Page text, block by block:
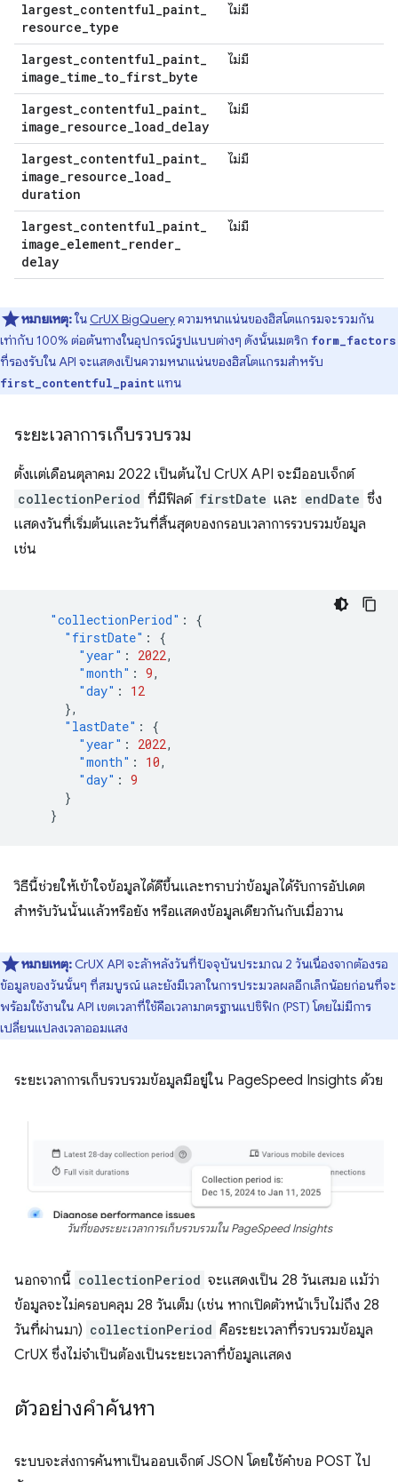
largest_contentful_paint_
resource_type
ไม่มี
largest_contentful_paint_
image_time_to_first_byte
ไม่มี
largest_contentful_paint_
image_resource_load_delay
ไม่มี
largest_contentful_paint_
image_resource_load_
duration
ไม่มี
largest_contentful_paint_
image_element_render_
delay
ไม่มี
หมายเหตุ:ใน CrUX BigQueryความหนาแน่นของฮิสโตแกรมจะรวมกัน
เท่ากับ 100% ต่อต้นทางในอุปกรณ์รูปแบบต่างๆ ดังนั้นเมตริก form_factors
ที่รองรับใน API จะแสดงเป็นความหนาแน่นของฮิสโตแกรมสําหรับ
first_contentful_paint แทน
ระยะเวลาการเก็บรวบรวม
ตั้งแต่เดือนตุลาคม 2022 เป็นต้นไป CrUX API จะมีออบเจ็กต์
collectionPeriod ที่มีฟิลด์ firstDate และ endDate ซึ่ง
แสดงวันที่เริ่มต้นและวันที่สิ้นสุดของกรอบเวลาการรวบรวมข้อมูล
เช่น
"collectionPeriod" :
{
"firstDate" :
{
"year" : 2022,
"month" : 9,
"day" :
12
},
"lastDate" :
{
"year" : 2022,
"month" : 10,
"day" : 9
}
}
วิธีนี้ช่วยให้เข้าใจข้อมูลได้ดีขึ้นและทราบว่าข้อมูลได้รับการอัปเดต
สำหรับวันนั้นแล้วหรือยัง หรือแสดงข้อมูลเดียวกันกับเมื่อวาน
หมายเหตุ: CrUX API จะล้าหลังวันที่ปัจจุบันประมาณ 2 วันเนื่องจากต้องรอ
ข้อมูลของวันนั้นๆ ที่สมบูรณ์ และยังมีเวลาในการประมวลผลอีกเล็กน้อยก่อนที่จะ
พร้อมใช้งานใน API เขตเวลาที่ใช้คือเวลามาตรฐานแปซิฟิก (PST) โดยไม่มีการ
เปลี่ยนแปลงเวลาออมแสง
ระยะเวลาการเก็บรวบรวมข้อมูลมีอยู่ใน PageSpeed Insights ด้วย
วันที่ของระยะเวลาการเก็บรวบรวมใน PageSpeed Insights
นอกจากนี้ collectionPeriod จะแสดงเป็น 28 วันเสมอ แม้ว่า
ข้อมูลจะไม่ครอบคลุม 28 วันเต็ม (เช่น หากเปิดตัวหน้าเว็บไม่ถึง 28
วันที่ผ่านมา) collectionPeriod คือระยะเวลาที่รวบรวมข้อมูล
CrUX ซึ่งไม่จำเป็นต้องเป็นระยะเวลาที่ข้อมูลแสดง
ตัวอย่างคำค้นหา
ระบบจะส่งการค้นหาเป็นออบเจ็กต์ JSON โดยใช้คําขอ POST ไป